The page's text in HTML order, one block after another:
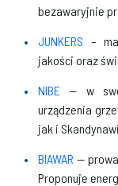
bezawaryjnie
JUNKERS –
jakości oraz
NIBE
— w
urządzenia
jak i
BIAWAR —
Proponuje